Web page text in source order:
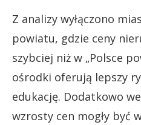
Z analizy wyłączono
powiatu, gdzie ceny
szybciej niż w „Polsce
ośrodki oferują lepszy
edukację. Dodatkowo
wzrosty cen mogły być